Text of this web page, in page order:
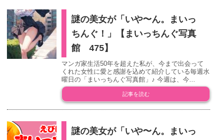
謎の美女が「いや〜ん。まいっ
ちんぐ！」【まいっちんぐ写真
館 475】
マンガ家生活50年を超えた私が、今まで出会って
くれた女性に愛と感謝を込めて紹介している毎週水
曜日の「まいっちんぐ写真館」♪ 今週は、今...
記事を読む
謎の美女が「いや〜ん。まいっ